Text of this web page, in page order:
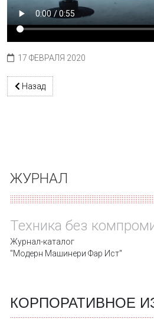
17 ФЕВРАЛЯ 2020
Предыдущий: С Днем защитника
Назад
ЖУРНАЛ
Техника без
Журнал-каталог
"Модерн Машинери Фар Ист"
КОРПОРАТИВНОЕ